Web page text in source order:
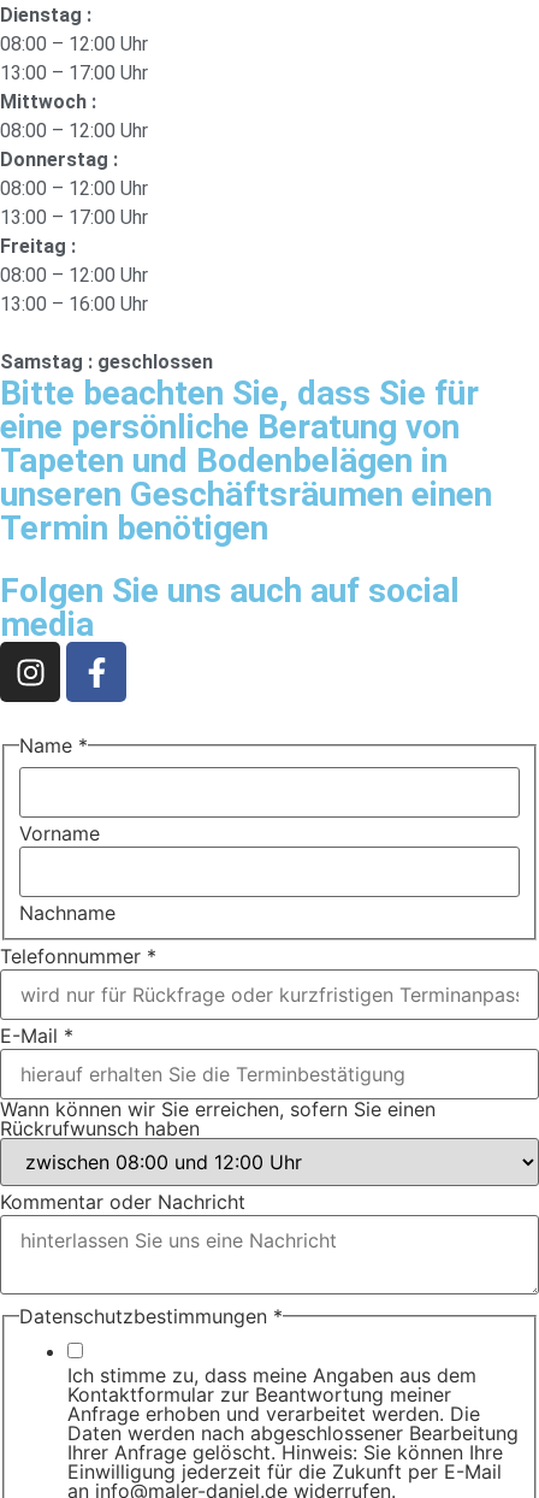
Dienstag :
08:00 – 12:00 Uhr
13:00 – 17:00 Uhr
Mittwoch :
08:00 – 12:00 Uhr
Donnerstag :
08:00 – 12:00 Uhr
13:00 – 17:00 Uhr
Freitag :
08:00 – 12:00 Uhr
13:00 – 16:00 Uhr
Samstag : geschlossen
Bitte beachten Sie, dass Sie für
eine persönliche Beratung von
Tapeten und Bodenbelägen in
unseren Geschäftsräumen einen
Termin benötigen
Folgen Sie uns auch auf social
media
Name *
Vorname
Nachname
Telefonnummer *
E-Mail *
haben
sofern
Name
Wann können wir Sie erreichen, sofern Sie einen
Rückrufwunsch haben
Kommentar oder Nachricht
Datenschutzbestimmungen *
Ich stimme zu, dass meine Angaben aus dem
Kontaktformular zur Beantwortung meiner
Anfrage erhoben und verarbeitet werden. Die
Daten werden nach abgeschlossener Bearbeitung
Ihrer Anfrage gelöscht. Hinweis: Sie können Ihre
Einwilligung jederzeit für die Zukunft per E-Mail
an info@maler-daniel.de widerrufen.